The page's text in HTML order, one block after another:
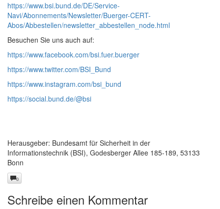
https://www.bsi.bund.de/DE/Service-
Navi/Abonnements/Newsletter/Buerger-CERT-
Abos/Abbestellen/newsletter_abbestellen_node.html
Besuchen Sie uns auch auf:
https://www.facebook.com/bsi.fuer.buerger
https://www.twitter.com/BSI_Bund
https://www.instagram.com/bsi_bund
https://social.bund.de/@bsi
Herausgeber: Bundesamt für Sicherheit in der
Informationstechnik (BSI), Godesberger Allee 185-189, 53133
Bonn
0
Schreibe einen Kommentar